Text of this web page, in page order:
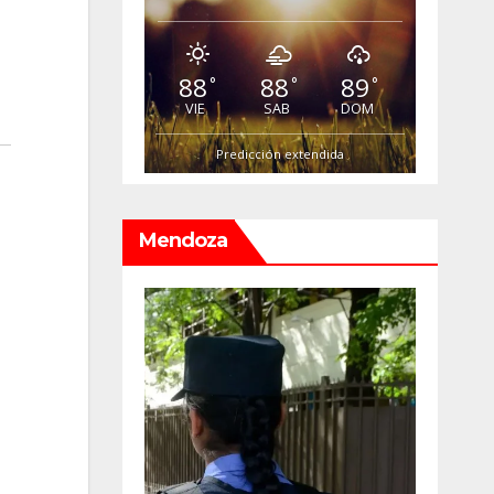
88°
VIE
88°
SAB
89°
DOM
Predicción extendida
Mendoza